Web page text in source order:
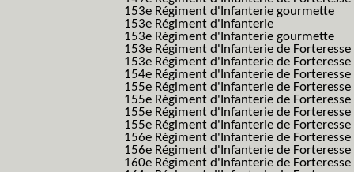
153e Régiment d'Infanterie gourmette
153e Régiment d'Infanterie
153e Régiment d'Infanterie gourmette
153e Régiment d'Infanterie de
153e Régiment d'Infanterie de
154e Régiment d'Infanterie de Forteresse
155e Régiment d'Infanterie de
155e Régiment d'Infanterie de
155e Régiment d'Infanterie de
155e Régiment d'Infanterie de
156e Régiment d'Infanterie de Forteresse
156e Régiment d'Infanterie de
160e Régiment d'Infanterie de